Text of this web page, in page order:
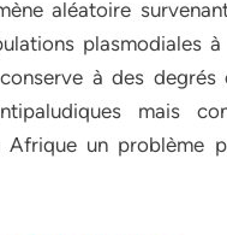
aléatoire
plasmodiales
à des degrés
mais
Afrique un problème